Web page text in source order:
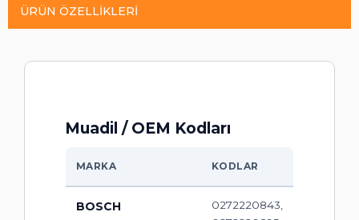
ÜRÜN ÖZELLIKLERI
Muadil / OEM Kodları
MARKA KODLAR
BOSCH
0272220843,